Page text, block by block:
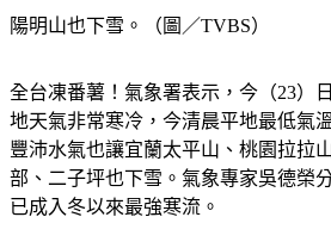
全台凍番薯！氣象署表示，今（23）
地天氣非常寒冷，今清晨平地最低氣
豐沛水氣也讓宜蘭太平山、桃園拉拉
部、二子坪也下雪。氣象專家吳德榮